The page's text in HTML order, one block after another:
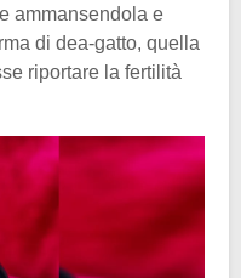
ammansendola e
di dea-gatto, quella
riportare la fertilità